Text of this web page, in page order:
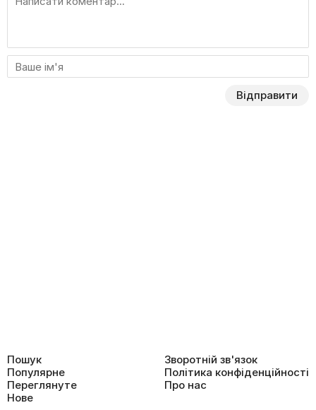
Відправити
Пошук
Популярне
Переглянуте
Нове
Зворотній зв'язок
Політика конфіденційності
Про нас